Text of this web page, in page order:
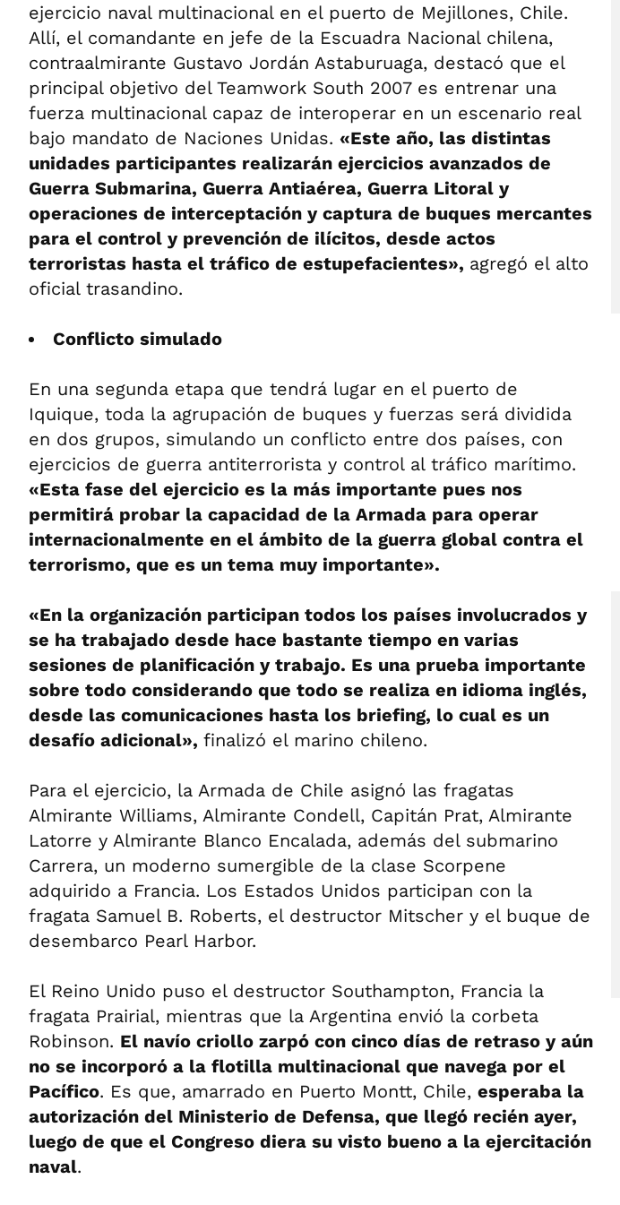
ejercicio naval multinacional en el puerto de Mejillones, Chile.
Allí, el comandante en jefe de la Escuadra Nacional chilena,
contraalmirante Gustavo Jordán Astaburuaga, destacó que el
principal objetivo del Teamwork South 2007 es entrenar una
fuerza multinacional capaz de interoperar en un escenario real
bajo mandato de Naciones Unidas. «Este año, las distintas
unidades participantes realizarán ejercicios avanzados de
Guerra Submarina, Guerra Antiaérea, Guerra Litoral y
operaciones de interceptación y captura de buques mercantes
para el control y prevención de ilícitos, desde actos
terroristas hasta el tráfico de estupefacientes», agregó el alto
oficial trasandino.
Conflicto simulado
En una segunda etapa que tendrá lugar en el puerto de
Iquique, toda la agrupación de buques y fuerzas será dividida
en dos grupos, simulando un conflicto entre dos países, con
ejercicios de guerra antiterrorista y control al tráfico marítimo.
«Esta fase del ejercicio es la más importante pues nos
permitirá probar la capacidad de la Armada para operar
internacionalmente en el ámbito de la guerra global contra el
terrorismo, que es un tema muy importante».
«En la organización participan todos los países involucrados y
se ha trabajado desde hace bastante tiempo en varias
sesiones de planificación y trabajo. Es una prueba importante
sobre todo considerando que todo se realiza en idioma inglés,
desde las comunicaciones hasta los briefing, lo cual es un
desafío adicional», finalizó el marino chileno.
Para el ejercicio, la Armada de Chile asignó las fragatas
Almirante Williams, Almirante Condell, Capitán Prat, Almirante
Latorre y Almirante Blanco Encalada, además del submarino
Carrera, un moderno sumergible de la clase Scorpene
adquirido a Francia. Los Estados Unidos participan con la
fragata Samuel B. Roberts, el destructor Mitscher y el buque de
desembarco Pearl Harbor.
El Reino Unido puso el destructor Southampton, Francia la
fragata Prairial, mientras que la Argentina envió la corbeta
Robinson. El navío criollo zarpó con cinco días de retraso y aún
no se incorporó a la flotilla multinacional que navega por el
Pacífico. Es que, amarrado en Puerto Montt, Chile, esperaba la
autorización del Ministerio de Defensa, que llegó recién ayer,
luego de que el Congreso diera su visto bueno a la ejercitación
naval.